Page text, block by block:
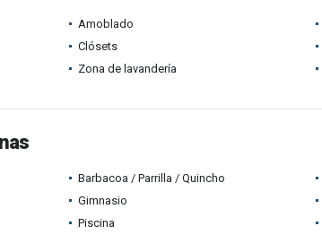
Amoblado
Clósets
Zona de lavandería
Barbacoa / Parrilla / Quincho
Gimnasio
Piscina